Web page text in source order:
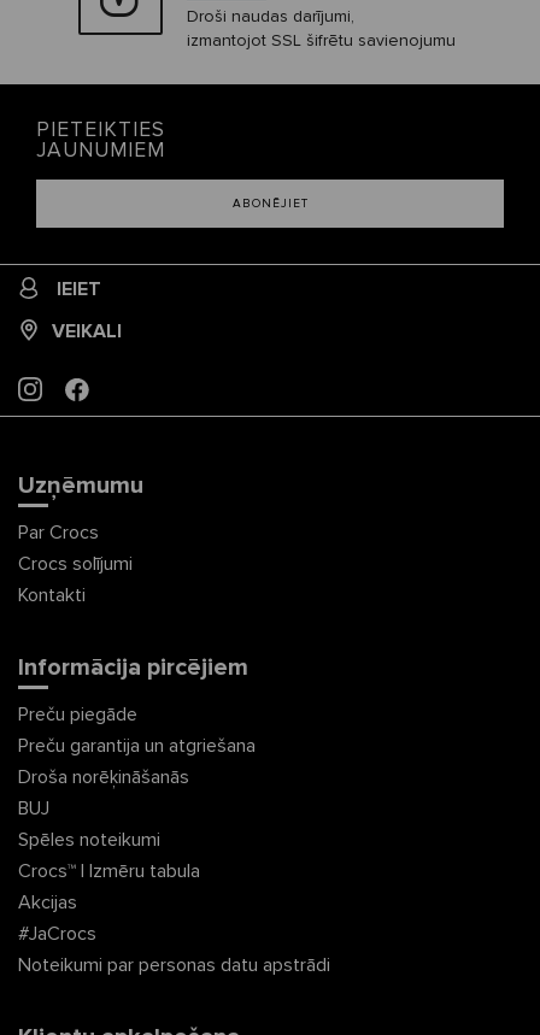
Droši naudas darījumi,
izmantojot SSL šifrētu savienojumu
PIETEIKTIES
JAUNUMIEM
ABONĒJIET
IEIET
VEIKALI
INSTAGRAM
FACEBOOK
Uzņēmumu
Par Crocs
Crocs solījumi
Kontakti
Informācija pircējiem
Preču piegāde
Preču garantija un atgriešana
Droša norēķināšanās
BUJ
Spēles noteikumi
Crocs™ | Izmēru tabula
Akcijas
#JaCrocs
Noteikumi par personas datu apstrādi